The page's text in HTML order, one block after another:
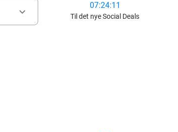
keyboard_arrow_down
07:24:09
Til det nye Social Deals